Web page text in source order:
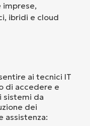
ibridi e cloud
ai tecnici IT
di accedere e
sistemi da
dei
assistenza: